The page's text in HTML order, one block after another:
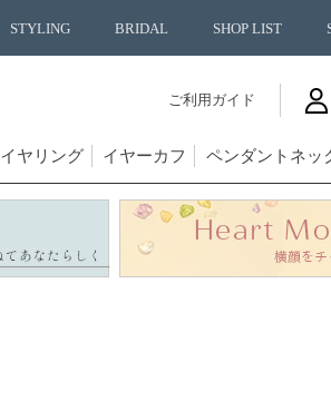
STYLING BRIDAL SHOP LIST
ご利用ガイド
イヤリング イヤーカフ ペンダントネッ